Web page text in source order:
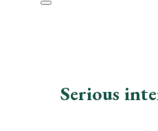
Serious